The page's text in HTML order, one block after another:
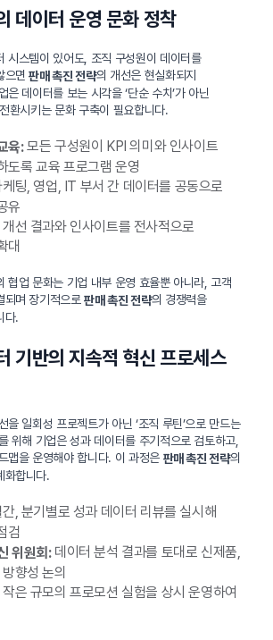
데이터 운영 문화 정착
시스템이 있어도, 조직 구성원이 데이터를
으면판매 촉진 전략의 개선은 현실화되지
은 데이터를 보는 시각을 ‘단순 수치’가 아닌
환시키는 문화 구축이 필요합니다.
육:모든 구성원이 KPI 의미와 인사이트
도록 교육 프로그램 운영
팅, 영업, IT 부서 간 데이터를 공동으로
유
개선 결과와 인사이트를 전사적으로
대
협업 문화는 기업 내부 운영 효율뿐 아니라, 고객
되며 장기적으로판매 촉진 전략의 경쟁력을
다.
기반의 지속적 혁신 프로세스
을 일회성 프로젝트가 아닌 ‘조직 루틴’으로 만드는
위해 기업은 성과 데이터를 주기적으로 검토하고,
맵을 운영해야 합니다. 이 과정은 판매 촉진 전략의
화합니다.
, 분기별로 성과 데이터 리뷰를 실시해
검
위원회:데이터 분석 결과를 토대로 신제품,
향성 논의
작은 규모의 프로모션 실험을 상시 운영하여